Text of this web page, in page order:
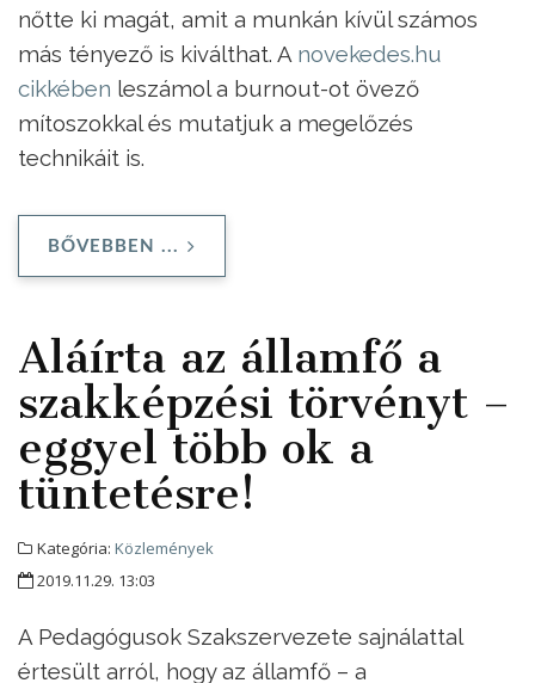
nőtte ki magát, amit a munkán kívül számos
más tényező is kiválthat. A novekedes.hu
cikkében leszámol a burnout-ot övező
mítoszokkal és mutatjuk a megelőzés
technikáit is.
BŐVEBBEN ...
Aláírta az államfő a
szakképzési törvényt –
eggyel több ok a
tüntetésre!
Kategória: Közlemények
2019.11.29. 13:03
A Pedagógusok Szakszervezete sajnálattal
értesült arról, hogy az államfő – a